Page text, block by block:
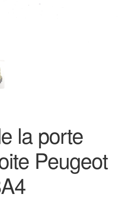
la porte
Peugeot